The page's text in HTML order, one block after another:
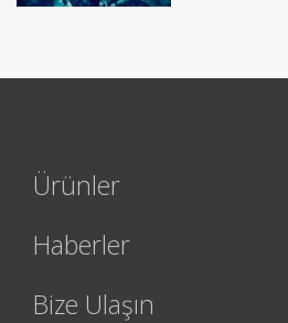
Ürünler
Haberler
Bize Ulaşın